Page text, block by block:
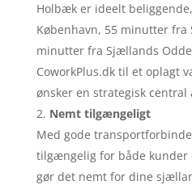
Holbæk er ideelt
København, 55 minutter
minutter fra Sjællands
CoworkPlus.dk til et oplagt
ønsker en strategisk
Nemt tilgængeligt
Med gode
tilgængelig for både kunder
gør det nemt for dine